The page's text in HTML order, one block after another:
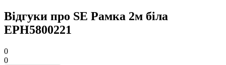
Відгуки про SE Рамка 2м біла
EPH5800221
0
0